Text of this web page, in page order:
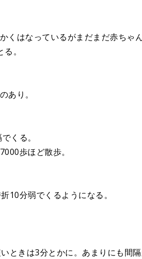
くはなっているがまだまだ赤ちゃ
。
あり。
くる。
歩ほど散歩。
10分弱でくるようになる。
ときは3分とかに。あまりにも間